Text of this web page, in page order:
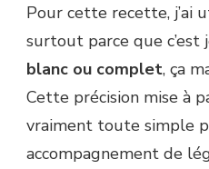
Pour cette recette, j’ai
surtout parce que c’est
blanc ou complet, ça
Cette précision mise à
vraiment toute simple
accompagnement de